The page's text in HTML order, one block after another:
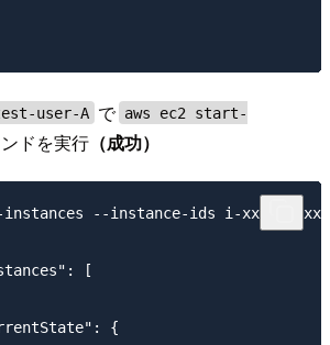
user-A で aws ec2 start-
ドを実行（成功）
--instance-ids i-
[
{